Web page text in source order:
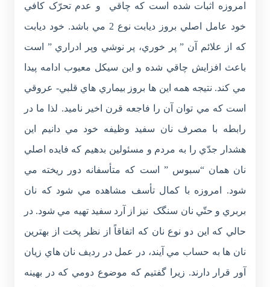
امروزه اثبات شده است که چاقي و عدم تحرّک کافي
خود عامل اصلي بروز ديابت نوع 2 مي باشد. خود ديابت
که از علائم آن ” پر خوري، پر نوشي وپر ادراري ” است
باعث افزايش چاقي شده و اين سيکل معيوب ادامه پيدا
مي کند. نتيجه همه اين ها بروز بيماري هاي قلبي- عروقي
است که مي توان آن را فاجعه قرن اخير ناميد. لذا ما در
رابطه با مصرف نان سفيد وظيفه خود مي دانيم اين
هشدار جدّي را به مردم و مسئولين بدهيم که فايده اصلي
نان همان “سبوس ” است که متأسفانه دور ريخته مي
شود. امروزه با کمال تأسف مشاهده مي شود که نان
بربري و حتّي نان سنگک نيز از آرد سفيد تهيه مي شود. در
حالي که اين دو نوع نان که اتفاقاً از نظر پخت از بهترين
نان ها به حساب مي آيند، در عمل در رديف نان هاي زيان
آور قرار دارند. زيرا گفتيم که موضوع دومي که در بهينه